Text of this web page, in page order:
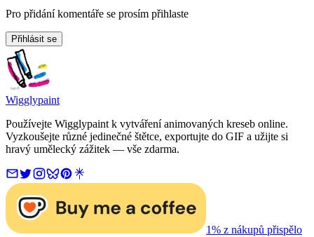
Pro přidání komentáře se prosím přihlaste
Přihlásit se
Wigglypaint
Používejte Wigglypaint k vytváření animovaných kreseb online.
Vyzkoušejte různé jedinečné štětce, exportujte do GIF a užijte si
hravý umělecký zážitek — vše zdarma.
1% z nákupů přispělo